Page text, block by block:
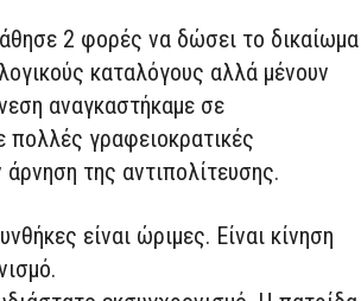
2 φορές να δώσει το δικαίωμα
καταλόγους αλλά μένουν
αναγκαστήκαμε σε
γραφειοκρατικές
της αντιπολίτευσης.
είναι ώριμες. Είναι κίνηση